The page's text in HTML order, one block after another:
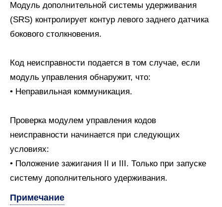
Модуль дополнительной системы удерживания
(SRS) контролирует контур левого заднего датчика
бокового столкновения.
Код неисправности подается в том случае, если
модуль управления обнаружит, что:
• Неправильная коммуникация.
Проверка модулем управления кодов
неисправности начинается при следующих
условиях:
• Положение зажигания II и III. Только при запуске
систему дополнительного удерживания.
Примечание